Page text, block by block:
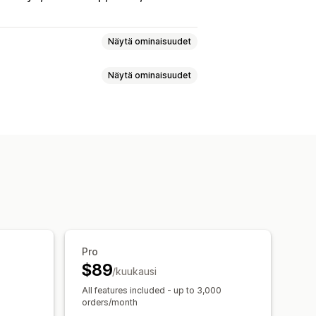
Näytä ominaisuudet
Näytä ominaisuudet
Klikkausasteet
Dashboardit
Liikenteen lähde
Pro
$89/kuukausi
All features included - up to 3,000
orders/month